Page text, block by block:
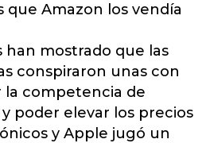
que Amazon los vendía
han mostrado que las
conspiraron unas con
la competencia de
poder elevar los precios
y Apple jugó un